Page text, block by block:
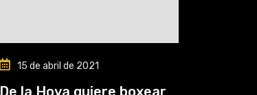
15 de abril de 2021
De la Hoya quiere boxear